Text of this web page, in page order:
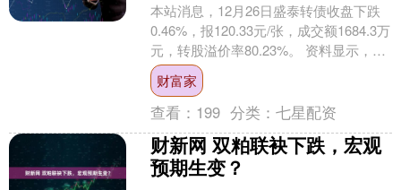
本站消息，12月26日盛泰转债收盘下跌
0.46%，报120.33元/张，成交额1684.3万
元，转股溢价率80.23%。 资料显示，盛
泰转债信用级别为“AA”，....
财富家
查看： 199 分类：七星配资
财新网 双粕联袂下跌，宏观
预期生变？